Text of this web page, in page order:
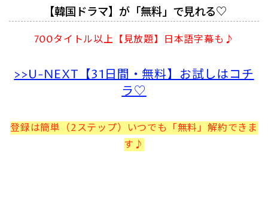
【韓国ドラマ】が「無料」で見れる♡
700タイトル以上【見放題】日本語字幕も♪
>>U-NEXT【31日間・無料】お試しはコチ
ラ♡
登録は簡単（2ステップ）いつでも「無料」解約できま
す♪